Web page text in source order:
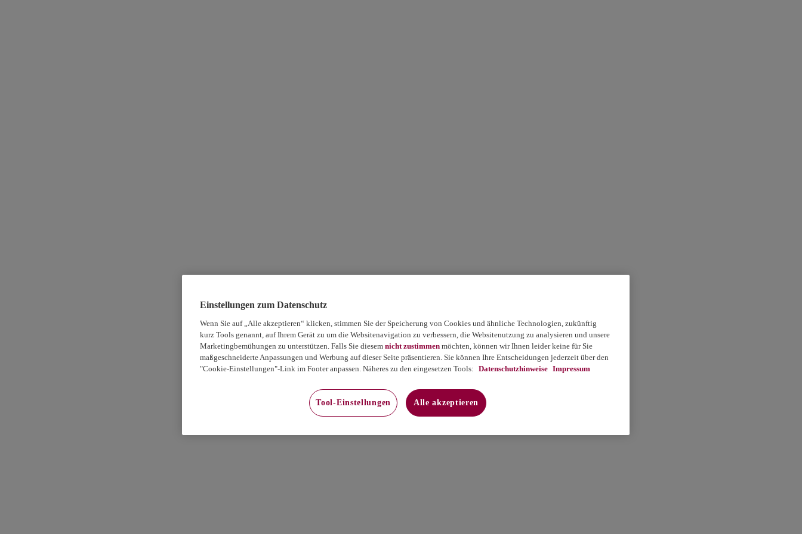
Einstellungen zum Datenschutz
Wenn Sie auf „Alle akzeptieren“ klicken, stimmen Sie der Speicherung von Cookies und ähnliche Technologien, zukünftig
kurz Tools genannt, auf Ihrem Gerät zu um die Websitenavigation zu verbessern, die Websitenutzung zu analysieren und unsere
Marketingbemühungen zu unterstützen. Falls Sie diesem nicht zustimmen möchten, können wir Ihnen leider keine für Sie
maßgeschneiderte Anpassungen und Werbung auf dieser Seite präsentieren. Sie können Ihre Entscheidungen jederzeit über den
"Cookie-Einstellungen"-Link im Footer anpassen. Näheres zu den eingesetzen Tools: Datenschutzhinweise Impressum
Tool-Einstellungen Alle akzeptieren